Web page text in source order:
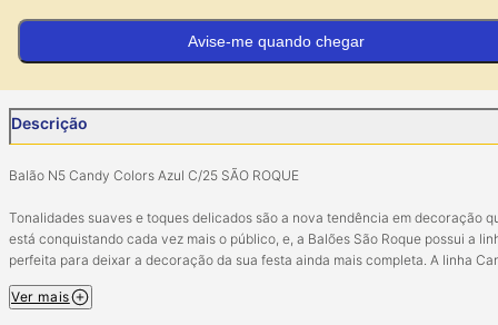
Avise-me quando chegar
Descrição
Balão N5 Candy Colors Azul C/25 SÃO ROQUE
Tonalidades suaves e toques delicados são a nova tendência em decoração
está conquistando cada vez mais o público, e, a Balões São Roque possui a
perfeita para deixar a decoração da sua festa ainda mais completa. A linha
sutileza única. As cores oferecem os tons ideais sem a necessidade de
Ver mais